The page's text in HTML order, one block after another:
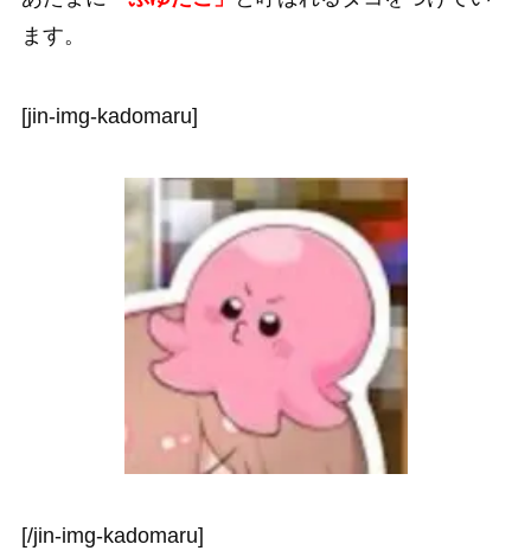
ます。
[jin-img-kadomaru]
[/jin-img-kadomaru]